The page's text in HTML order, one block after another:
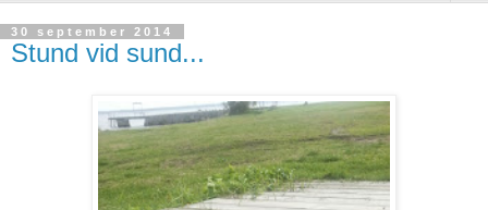
30 september 2014
Stund vid sund...